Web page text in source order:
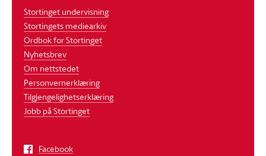
Stortinget undervisning
Stortingets mediearkiv
Ordbok for Stortinget
Nyhetsbrev
Om nettstedet
Personvernerklæring
Tilgjengelighetserklæring
Jobb på Stortinget
Facebook